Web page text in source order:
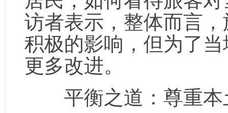
访者表示，整体而言
积极的影响，但为了
更多改进。
平衡之道：尊重